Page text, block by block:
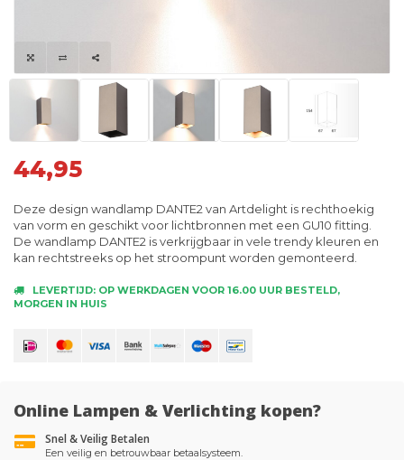
44,95
Deze design wandlamp DANTE2 van Artdelight is rechthoekig
van vorm en geschikt voor lichtbronnen met een GU10 fitting.
De wandlamp DANTE2 is verkrijgbaar in vele trendy kleuren en
kan rechtstreeks op het stroompunt worden gemonteerd.
LEVERTIJD: OP WERKDAGEN VOOR 16.00 UUR BESTELD,
MORGEN IN HUIS
Online Lampen & Verlichting kopen?
Snel & Veilig Betalen
Een veilig en betrouwbaar betaalsysteem.